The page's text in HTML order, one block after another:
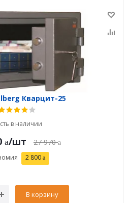
Кварцит-25
в наличии
/шт 27 970
2 800
В корзину